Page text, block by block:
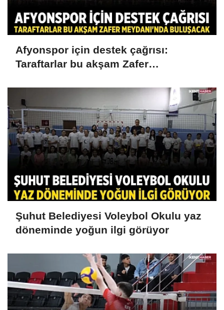
Afyonspor için destek çağrısı:
Taraftarlar bu akşam Zafer
Şuhut Belediyesi Voleybol Okulu yaz
döneminde yoğun ilgi görüyor